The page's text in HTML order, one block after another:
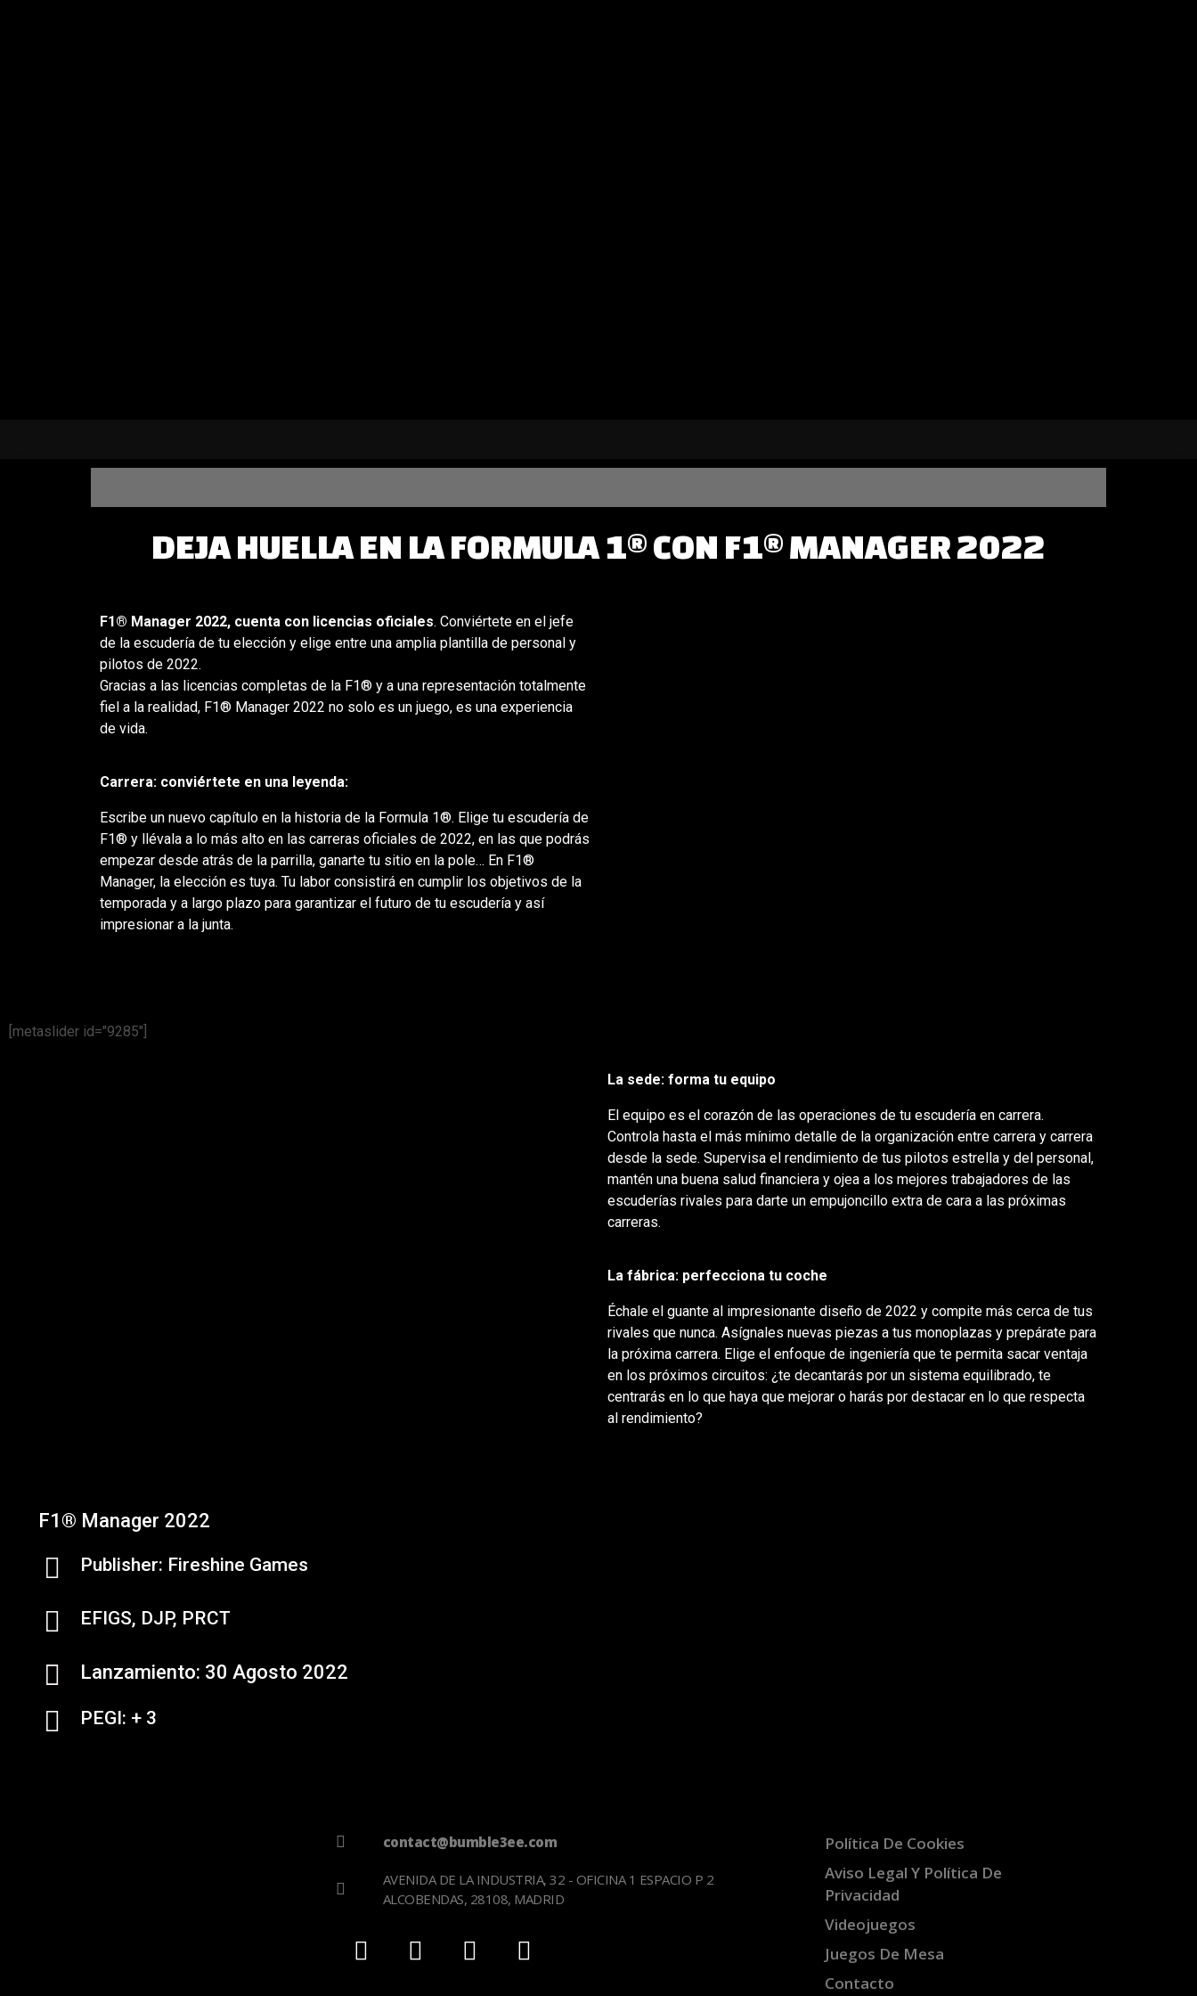
DEJA HUELLA EN LA FORMULA 1® CON F1® MANAGER 2022
F1® Manager 2022, cuenta con licencias oficiales. Conviértete en el jefe
de la escudería de tu elección y elige entre una amplia plantilla de personal y
pilotos de 2022.
Gracias a las licencias completas de la F1® y a una representación totalmente
fiel a la realidad, F1® Manager 2022 no solo es un juego, es una experiencia
de vida.
Carrera: conviértete en una leyenda:
Escribe un nuevo capítulo en la historia de la Formula 1®. Elige tu escudería de
F1® y llévala a lo más alto en las carreras oficiales de 2022, en las que podrás
empezar desde atrás de la parrilla, ganarte tu sitio en la pole… En F1®
Manager, la elección es tuya. Tu labor consistirá en cumplir los objetivos de la
temporada y a largo plazo para garantizar el futuro de tu escudería y así
impresionar a la junta.
[metaslider id="9285"]
La sede: forma tu equipo
El equipo es el corazón de las operaciones de tu escudería en carrera.
Controla hasta el más mínimo detalle de la organización entre carrera y carrera
desde la sede. Supervisa el rendimiento de tus pilotos estrella y del personal,
mantén una buena salud financiera y ojea a los mejores trabajadores de las
escuderías rivales para darte un empujoncillo extra de cara a las próximas
carreras.
La fábrica: perfecciona tu coche
Échale el guante al impresionante diseño de 2022 y compite más cerca de tus
rivales que nunca. Asígnales nuevas piezas a tus monoplazas y prepárate para
la próxima carrera. Elige el enfoque de ingeniería que te permita sacar ventaja
en los próximos circuitos: ¿te decantarás por un sistema equilibrado, te
centrarás en lo que haya que mejorar o harás por destacar en lo que respecta
al rendimiento?
F1® Manager 2022
Publisher: Fireshine Games
EFIGS, DJP, PRCT
Lanzamiento: 30 Agosto 2022
PEGI: + 3
contact@bumble3ee.com
AVENIDA DE LA INDUSTRIA, 32 - OFICINA 1 ESPACIO P 2
ALCOBENDAS, 28108, MADRID
Política De Cookies
Aviso Legal Y Política De
Privacidad
Videojuegos
Juegos De Mesa
Contacto